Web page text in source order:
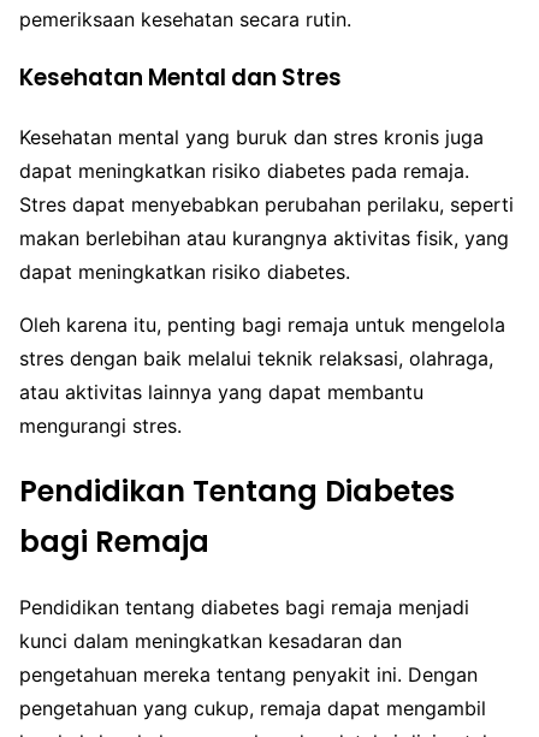
pemeriksaan kesehatan secara rutin.
Kesehatan Mental dan Stres
Kesehatan mental yang buruk dan stres kronis juga
dapat meningkatkan risiko diabetes pada remaja.
Stres dapat menyebabkan perubahan perilaku, seperti
makan berlebihan atau kurangnya aktivitas fisik, yang
dapat meningkatkan risiko diabetes.
Oleh karena itu, penting bagi remaja untuk mengelola
stres dengan baik melalui teknik relaksasi, olahraga,
atau aktivitas lainnya yang dapat membantu
mengurangi stres.
Pendidikan Tentang Diabetes
bagi Remaja
Pendidikan tentang diabetes bagi remaja menjadi
kunci dalam meningkatkan kesadaran dan
pengetahuan mereka tentang penyakit ini. Dengan
pengetahuan yang cukup, remaja dapat mengambil